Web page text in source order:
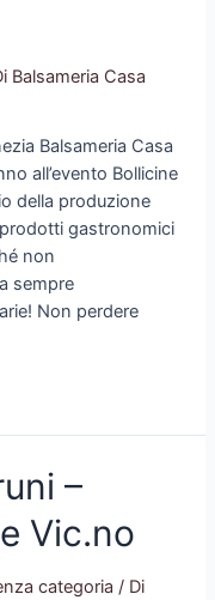
Balsameria Casa
Balsameria Casa
all’evento Bollicine
della produzione
gastronomici
non
sempre
Non perdere
–
Vic.no
categoria / Di